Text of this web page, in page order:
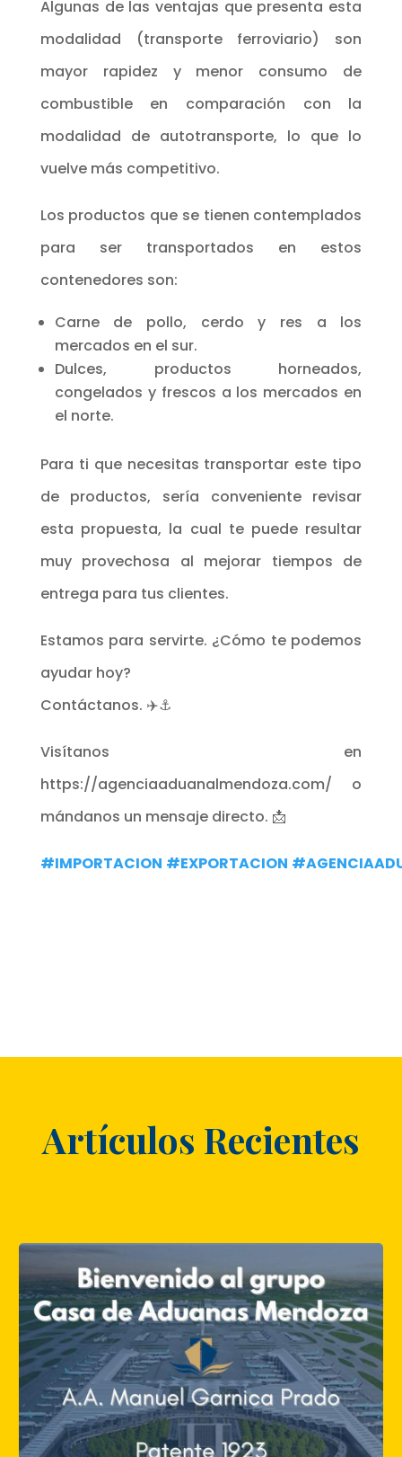
Algunas de las ventajas que presenta esta
modalidad (transporte ferroviario) son
mayor rapidez y menor consumo de
combustible en comparación con la
modalidad de autotransporte, lo que lo
vuelve más competitivo.
Los productos que se tienen contemplados
para ser transportados en estos
contenedores son:
Carne de pollo, cerdo y res a los
mercados en el sur.
Dulces, productos horneados,
congelados y frescos a los mercados en
el norte.
Para ti que necesitas transportar este tipo
de productos, sería conveniente revisar
esta propuesta, la cual te puede resultar
muy provechosa al mejorar tiempos de
entrega para tus clientes.
Estamos para servirte. ¿Cómo te podemos
ayudar hoy?
Contáctanos. ✈️⚓
Visítanos en
https://agenciaaduanalmendoza.com/ o
mándanos un mensaje directo. 📩
#IMPORTACION #EXPORTACION
Artículos Recientes